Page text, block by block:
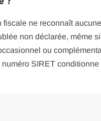
fiscale ne reconnaît
non déclarée, même
ou
numéro SIRET conditionne